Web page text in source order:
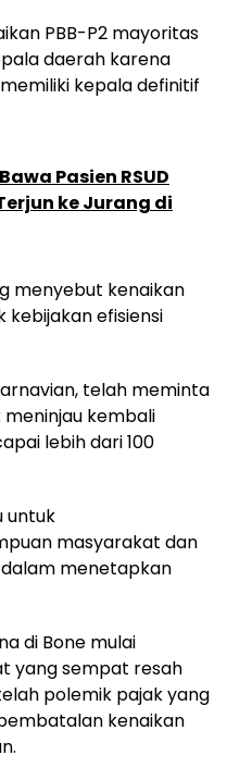
PBB-P2 mayoritas
daerah karena
kepala definitif
Pasien RSUD
ke Jurang di
menyebut kenaikan
kebijakan efisiensi
telah meminta
kembali
lebih dari 100
untuk
masyarakat dan
dalam menetapkan
di Bone mulai
yang sempat resah
polemik pajak yang
kenaikan